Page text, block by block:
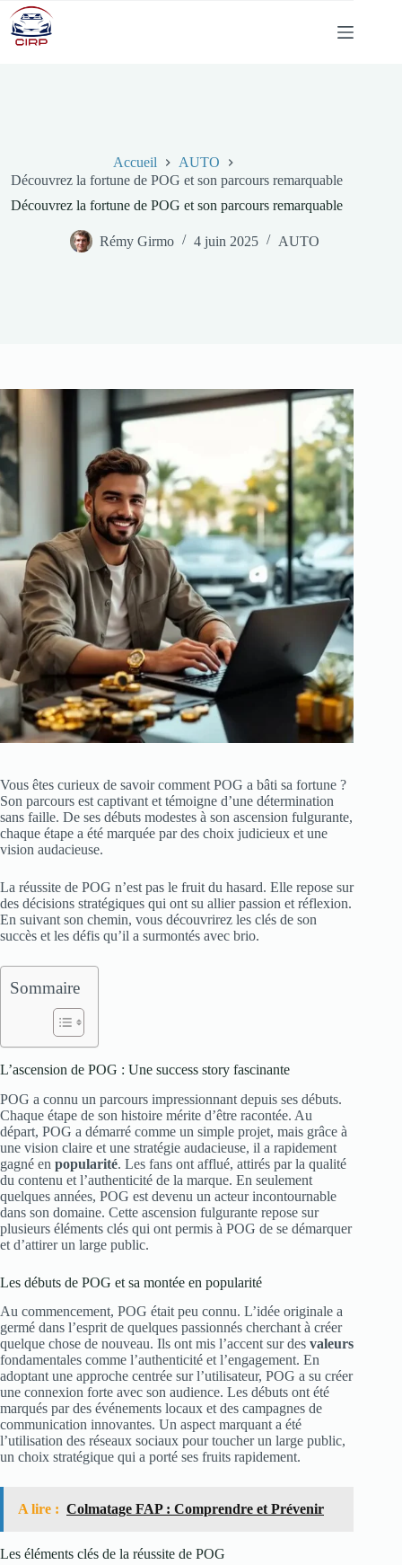
Passer
au
contenu
Accueil
AUTO
Découvrez la fortune de POG et son parcours remarquable
Découvrez la fortune de POG et son parcours remarquable
Rémy Girmo 4 juin 2025 AUTO
Vous êtes curieux de savoir comment POG a bâti sa fortune ?
Son parcours est captivant et témoigne d’une détermination
sans faille. De ses débuts modestes à son ascension fulgurante,
chaque étape a été marquée par des choix judicieux et une
vision audacieuse.
La réussite de POG n’est pas le fruit du hasard. Elle repose sur
des décisions stratégiques qui ont su allier passion et réflexion.
En suivant son chemin, vous découvrirez les clés de son
succès et les défis qu’il a surmontés avec brio.
Sommaire
L’ascension de POG : Une success story fascinante
POG a connu un parcours impressionnant depuis ses débuts.
Chaque étape de son histoire mérite d’être racontée. Au
départ, POG a démarré comme un simple projet, mais grâce à
une vision claire et une stratégie audacieuse, il a rapidement
gagné en popularité. Les fans ont afflué, attirés par la qualité
du contenu et l’authenticité de la marque. En seulement
quelques années, POG est devenu un acteur incontournable
dans son domaine. Cette ascension fulgurante repose sur
plusieurs éléments clés qui ont permis à POG de se démarquer
et d’attirer un large public.
Les débuts de POG et sa montée en popularité
Au commencement, POG était peu connu. L’idée originale a
germé dans l’esprit de quelques passionnés cherchant à créer
quelque chose de nouveau. Ils ont mis l’accent sur des valeurs
fondamentales comme l’authenticité et l’engagement. En
adoptant une approche centrée sur l’utilisateur, POG a su créer
une connexion forte avec son audience. Les débuts ont été
marqués par des événements locaux et des campagnes de
communication innovantes. Un aspect marquant a été
l’utilisation des réseaux sociaux pour toucher un large public,
un choix stratégique qui a porté ses fruits rapidement.
A lire : Colmatage FAP : Comprendre et Prévenir
Les éléments clés de la réussite de POG